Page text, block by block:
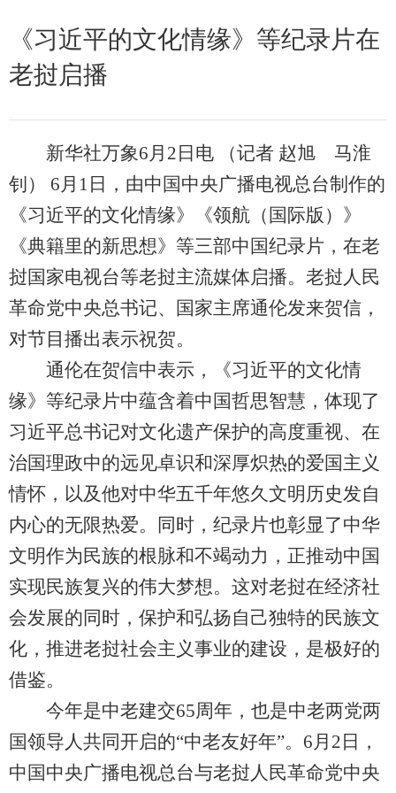
《习近平的文化情缘》等纪录片在
老挝启播
新华社万象6月2日电 （记者 赵旭 马淮
钊） 6月1日，由中国中央广播电视总台制作的
《习近平的文化情缘》《领航（国际版）》
《典籍里的新思想》等三部中国纪录片，在老
挝国家电视台等老挝主流媒体启播。老挝人民
革命党中央总书记、国家主席通伦发来贺信，
对节目播出表示祝贺。
通伦在贺信中表示，《习近平的文化情
缘》等纪录片中蕴含着中国哲思智慧，体现了
习近平总书记对文化遗产保护的高度重视、在
治国理政中的远见卓识和深厚炽热的爱国主义
情怀，以及他对中华五千年悠久文明历史发自
内心的无限热爱。同时，纪录片也彰显了中华
文明作为民族的根脉和不竭动力，正推动中国
实现民族复兴的伟大梦想。这对老挝在经济社
会发展的同时，保护和弘扬自己独特的民族文
化，推进老挝社会主义事业的建设，是极好的
借鉴。
今年是中老建交65周年，也是中老两党两
国领导人共同开启的“中老友好年”。6月2日，
中国中央广播电视总台与老挝人民革命党中央